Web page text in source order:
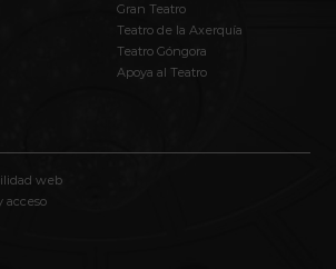
web
acceso
Gran Teatro
Teatro de la Axerquía
Teatro Góngora
Apoya al Teatro